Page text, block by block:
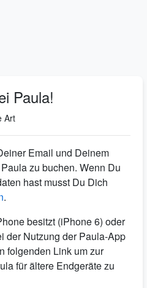
Paula!
Art
Email und Deinem
zu buchen. Wenn Du
hast musst Du Dich
.
besitzt (iPhone 6) oder
der Nutzung der Paula-App
folgenden Link um zur
für ältere Endgeräte zu